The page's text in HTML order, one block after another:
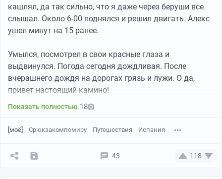
Мы заселились в хостел, очень удачно забрали
последние 2 свободных места. В моей комнате было
две китаянки и трое немцев. Я принял душ, немного
отдохнул. Разговорились с немцами, как оказалось,
протяжении всего пути идут вместе. Уточню, не прямо
одном месте. У каждого свой темп, поэтому идти
вместе неудобно, для Камино это нормально когда
кашлял, да так сильно, что я даже через беруши все
слышал. Около 6-00 поднялся и решил двигать. Алекс
ушел минут на 15 ранее.
Умылся, посмотрел в свои красные глаза и
выдвинулся. Погода сегодня дождливая. После
вчерашнего дождя на дорогах грязь и лужи. О да,
привет настоящий камино!
Показать полностью 18
[моё] Срюкзакомпомиру Путешествия Испания
43 118